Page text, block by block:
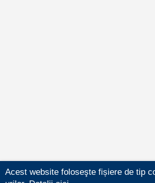
Acest website foloseşte fișiere de tip